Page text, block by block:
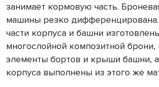
занимает кормовую часть.
машины резко
части корпуса и башни
многослойной композитной
элементы бортов и крыши башни,
корпуса выполнены из этого же